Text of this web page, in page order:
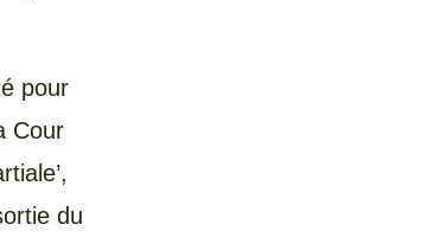
pour
Cour
du